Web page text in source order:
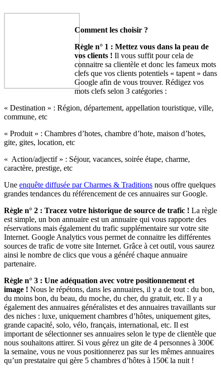
Comment les choisir ?
Règle n° 1 : Mettez vous dans la peau de
vos clients ! Il vous suffit pour cela de
connaitre sa clientèle et donc les fameux mots
clefs que vos clients potentiels « tapent » dans
Google afin de vous trouver. Rédigez vos
mots clefs selon 3 catégories :
« Destination » : Région, département, appellation touristique, ville,
commune, etc
« Produit » : Chambres d’hotes, chambre d’hote, maison d’hotes,
gite, gites, location, etc
« Action/adjectif » : Séjour, vacances, soirée étape, charme,
caractère, prestige, etc
Une enquête diffusée par Charmes & Traditions nous offre quelques
grandes tendances du référencement de ces annuaires sur Google.
Règle n° 2 : Tracez votre historique de source de trafic ! La règle
est simple, un bon annuaire est un annuaire qui vous rapporte des
réservations mais également du trafic supplémentaire sur votre site
Internet. Google Analytics vous permet de connaitre les différentes
sources de trafic de votre site Internet. Grâce à cet outil, vous saurez
ainsi le nombre de clics que vous a généré chaque annuaire
partenaire.
Règle n° 3 : Une adéquation avec votre positionnement et
image ! Nous le répétons, dans les annuaires, il y a de tout : du bon,
du moins bon, du beau, du moche, du cher, du gratuit, etc. Il y a
également des annuaires généralistes et des annuaires travaillants sur
des niches : luxe, uniquement chambres d’hôtes, uniquement gites,
grande capacité, solo, vélo, français, international, etc. Il est
important de sélectionner ses annuaires selon le type de clientèle que
nous souhaitons attirer. Si vous gérez un gite de 4 personnes à 300€
la semaine, vous ne vous positionnerez pas sur les mêmes annuaires
qu’un prestataire qui gère 5 chambres d’hôtes à 150€ la nuit !